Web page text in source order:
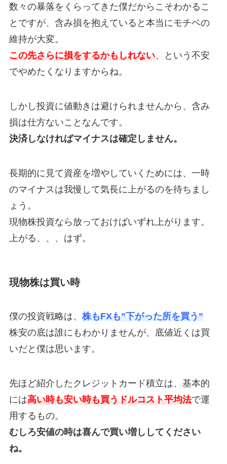
数々の暴落をくらってきた僕だからこそわかるこ
とですが、含み損を抱えていると本当にモチベの
維持が大変。
この先さらに損をするかもしれない、という不安
でやめたくなりますからね。
しかし投資に値動きは避けられませんから、含み
損は仕方ないことなんです。
決済しなければマイナスは確定しません。
長期的に見て資産を増やしていくためには、一時
のマイナスは我慢して気長に上がるのを待ちまし
ょう。
現物株投資なら放っておけばいずれ上がります。
上がる、、、はず。
現物株は買い時
僕の投資戦略は、 株もFXも”下がった所を買う”
株安の底は誰にもわかりませんが、底値近くは買
いだと僕は思います。
先ほど紹介したクレジットカード積立は、基本的
には高い時も安い時も買うドルコスト平均法で運
用するもの。
むしろ安値の時は喜んで買い増ししてください
ね。